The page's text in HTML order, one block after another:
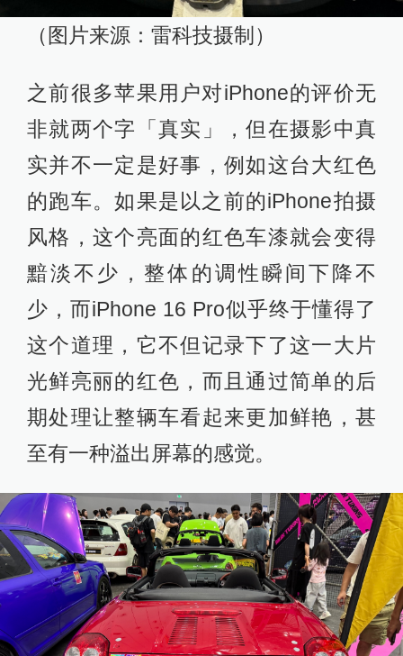
（图片来源：雷科技摄制）
之前很多苹果用户对iPhone的评价无
非就两个字「真实」，但在摄影中真
实并不一定是好事，例如这台大红色
的跑车。如果是以之前的iPhone拍摄
风格，这个亮面的红色车漆就会变得
黯淡不少，整体的调性瞬间下降不
少，而iPhone 16 Pro似乎终于懂得了
这个道理，它不但记录下了这一大片
光鲜亮丽的红色，而且通过简单的后
期处理让整辆车看起来更加鲜艳，甚
至有一种溢出屏幕的感觉。